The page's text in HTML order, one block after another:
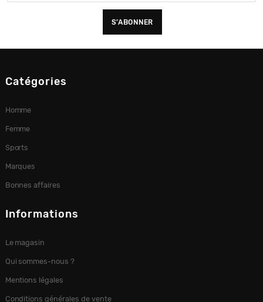
Catégories
Homme
Femme
Sports
Marques
Bonnes affaires
Informations
Le magasin
Qui sommes-nous ?
Mentions légales
Conditions générales de vente